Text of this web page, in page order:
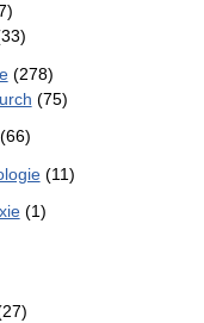
(278)
(75)
(11)
(1)